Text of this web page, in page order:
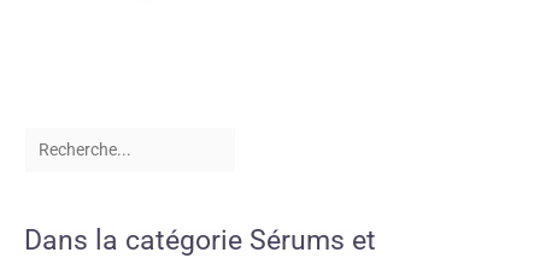
Dans la catégorie Sérums et